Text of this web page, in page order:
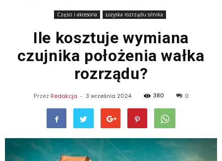
Części i akcesoria Łożyska rozrządu silnika
Ile kosztuje wymiana
czujnika położenia wałka
rozrządu?
Przez Redakcja - 3 września 2024 380 0